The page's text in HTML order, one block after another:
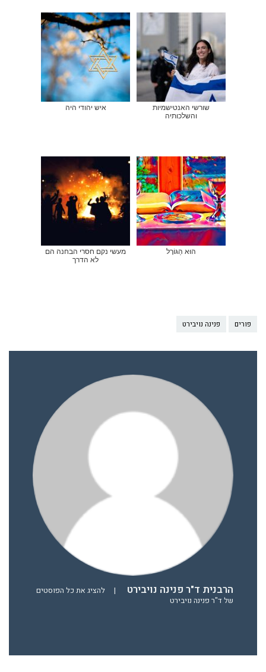
שורשי האנטישמיות
והשלכותיה
איש יהודי היה
הוּא הַגּוֹרָל
מעשי נקם חסרי הבחנה הם
לא הדרך
פורים פנינה נויבירט
הרבנית ד"ר פנינה נויבירט |
להציג את כל הפוסטים
של ד"ר פנינה נויבירט